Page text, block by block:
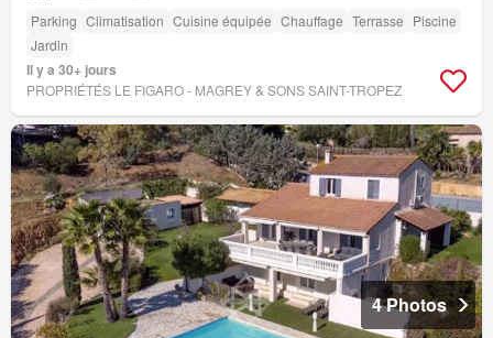
Parking Climatisation Cuisine équipée Chauffage Terrasse Piscine
Jardin
Il y a 30+ jours
PROPRIÉTÉS LE FIGARO - MAGREY & SONS SAINT-TROPEZ
4 Photos